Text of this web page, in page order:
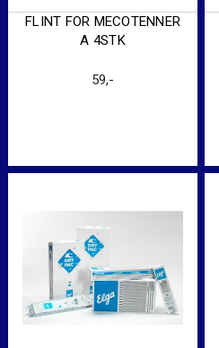
FLINT FOR MECOTENNER
A 4STK
59,-